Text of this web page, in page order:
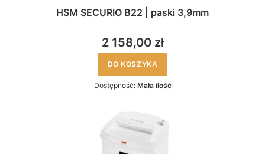
HSM SECURIO B22 | paski 3,9mm
2 158,00 zł
DO KOSZYKA
Dostępność: Mała ilość